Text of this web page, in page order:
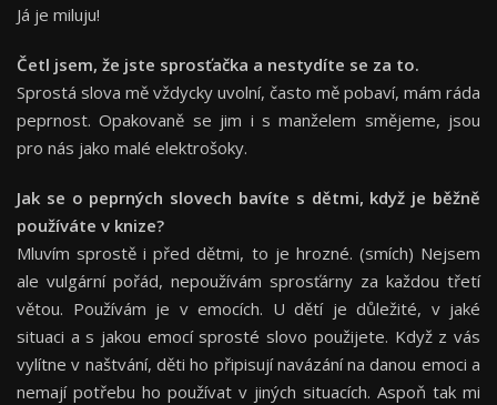
Já je miluju!
Četl jsem, že jste sprosťačka a nestydíte se za to.
Sprostá slova mě vždycky uvolní, často mě pobaví, mám ráda
peprnost. Opakovaně se jim i s manželem smějeme, jsou
pro nás jako malé elektrošoky.
Jak se o peprných slovech bavíte s dětmi, když je běžně
používáte v knize?
Mluvím sprostě i před dětmi, to je hrozné. (smích) Nejsem
ale vulgární pořád, nepoužívám sprosťárny za každou třetí
větou. Používám je v emocích. U dětí je důležité, v jaké
situaci a s jakou emocí sprosté slovo použijete. Když z vás
vylítne v naštvání, děti ho připisují navázání na danou emoci a
nemají potřebu ho používat v jiných situacích. Aspoň tak mi